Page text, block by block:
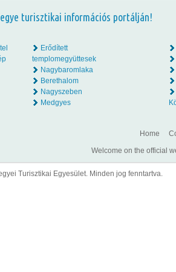
turisztikai információs portálján!
Erődített
templomegyüttesek
Nagybaromlaka
Berethalom
Nagyszeben
Medgyes
Home
Welcome on the official
Turisztikai Egyesület. Minden jog fenntartva.